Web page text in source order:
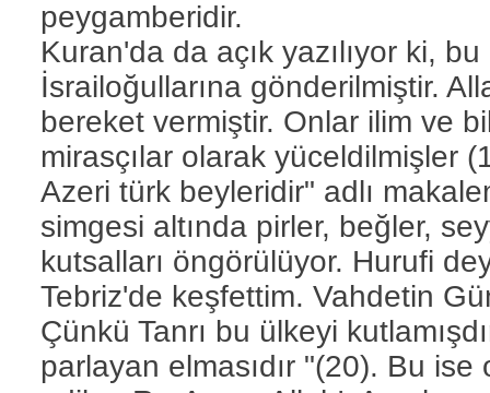
peygamberidir.
Kuran'da da açık yazılıyor ki,
İsrailoğullarına gönderilmiştir.
bereket vermiştir. Onlar ilim ve
mirasçılar olarak yüceldilmişler
Azeri türk beyleridir" adlı
simgesi altında pirler, beğler,
kutsalları öngörülüyor. Hurufi
Tebriz'de keşfettim. Vahdetin
Çünkü Tanrı bu ülkeyi
parlayan elmasıdır "(20). Bu